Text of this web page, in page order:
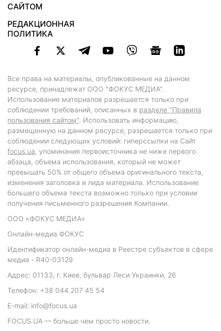
САЙТОМ
РЕДАКЦИОННАЯ
ПОЛИТИКА
Все права на материалы, опубликованные на данном
ресурсе, принадлежат ООО "ФОКУС МЕДИА".
Использование материалов разрешается только при
соблюдении требований, описанных в разделе "Правила
пользования сайтом". Использовать информацию,
размещенную на данном ресурсе, разрешается только при
соблюдении следующих условий: гиперссылки на Сайт
focus.ua, упоминания первоисточника не ниже первого
абзаца, объема использования, который не может
превышать 50% от общего объема оригинального текста,
изменения заголовка и лида материала. Использование
большего объема текста возможно только при условии
получения письменного разрешения Компании.
ООО «ФОКУС МЕДИА»
Онлайн-медиа ФОКУС
Идентификатор онлайн-медиа в Реестре субъектов в сфере
медиа - R40-03129
Адрес: 01133, г. Киев, бульвар Леси Украинки, 26
Телефон: +38 044 207 45 54
E-mail: info@focus.ua
FOCUS.UA — больше чем просто новости.